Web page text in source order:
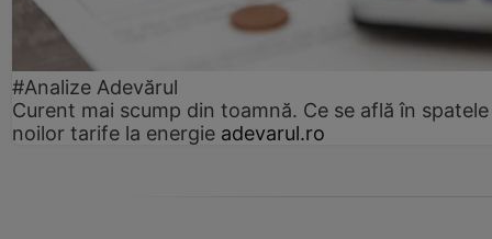
#Analize Adevărul
Curent mai scump din toamnă. Ce se află în spatele
noilor tarife la energie adevarul.ro